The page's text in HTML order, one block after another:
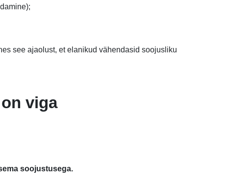
see ajaolust, et elanikud vähendasid soojusliku
viga
soojustusega.